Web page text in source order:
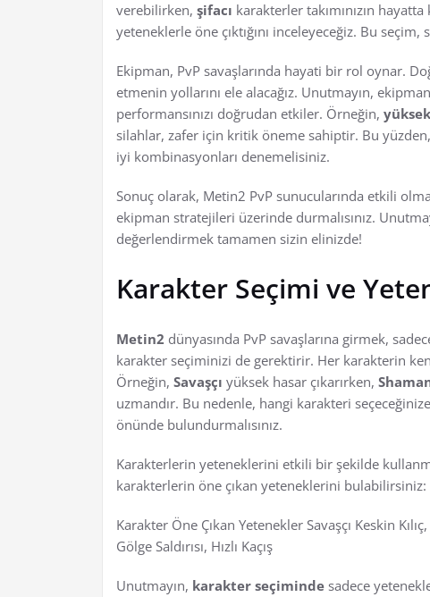
verebilirken, şifacı karakterler takımınızın
yeteneklerle öne çıktığını inceleyeceğiz. Bu
Ekipman, PvP savaşlarında hayati bir rol oynar.
etmenin yollarını ele alacağız. Unutmayın,
performansınızı doğrudan etkiler. Örneğin,
silahlar, zafer için kritik öneme sahiptir. Bu
iyi kombinasyonları denemelisiniz.
Sonuç olarak, Metin2 PvP sunucularında etkili
ekipman stratejileri üzerinde durmalısınız.
değerlendirmek tamamen sizin elinizde!
Karakter Seçimi ve
Metin2 dünyasında PvP savaşlarına girmek,
karakter seçiminizi de gerektirir. Her karakterin
Örneğin, Savaşçı yüksek hasar çıkarırken,
uzmandır. Bu nedenle, hangi karakteri
önünde bulundurmalısınız.
Karakterlerin yeteneklerini etkili bir şekilde
karakterlerin öne çıkan yeteneklerini bulabilirsiniz:
Karakter Öne Çıkan Yetenekler Savaşçı Keskin
Gölge Saldırısı, Hızlı Kaçış
Unutmayın, karakter seçiminde sadece